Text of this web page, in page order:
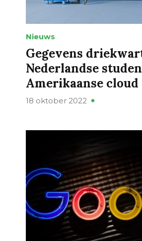
Nieuws
Gegevens
Nederlandse
Amerikaanse cloud
18 oktober 2022